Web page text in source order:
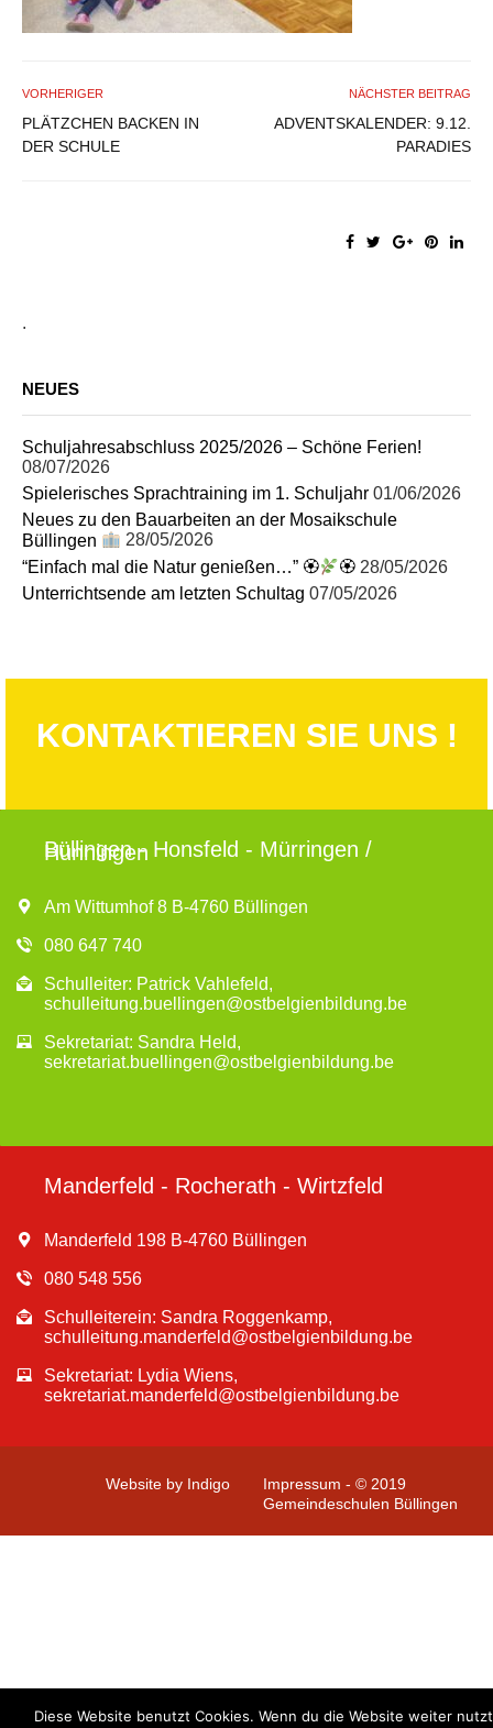
VORHERIGER
PLÄTZCHEN BACKEN IN
DER SCHULE
NÄCHSTER BEITRAG
ADVENTSKALENDER: 9.12.
PARADIES
.
NEUES
Schuljahresabschluss 2025/2026 – Schöne Ferien!
08/07/2026
Spielerisches Sprachtraining im 1. Schuljahr 01/06/2026
Neues zu den Bauarbeiten an der Mosaikschule
Büllingen
28/05/2026
“Einfach mal die Natur genießen…” 🏵
🏵 28/05/2026
Unterrichtsende am letzten Schultag 07/05/2026
KONTAKTIEREN SIE UNS !
Büllingen - Honsfeld - Mürringen /
Hünningen
Am Wittumhof 8 B-4760 Büllingen
080 647 740
Schulleiter: Patrick Vahlefeld,
schulleitung.buellingen@ostbelgienbildung.be
Sekretariat: Sandra Held,
sekretariat.buellingen@ostbelgienbildung.be
Manderfeld - Rocherath - Wirtzfeld
Manderfeld 198 B-4760 Büllingen
080 548 556
Schulleiterein: Sandra Roggenkamp,
schulleitung.manderfeld@ostbelgienbildung.be
Sekretariat: Lydia Wiens,
sekretariat.manderfeld@ostbelgienbildung.be
Website by Indigo
Impressum - © 2019
Gemeindeschulen Büllingen
Diese Website benutzt Cookies. Wenn du die Website weiter